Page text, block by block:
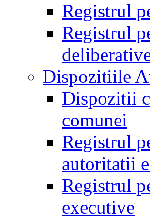
Registrul
Registrul
Dispozitiile
Dispozitii
comunei
Registrul
autoritatii
Registrul
executive